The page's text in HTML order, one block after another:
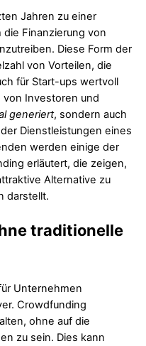
Jahren zu einer
Finanzierung von
Diese Form der
von Vorteilen, die
für Start-ups wertvoll
von Investoren und
generiert, sondern auch
Dienstleistungen eines
werden einige der
erläutert, die zeigen,
Alternative zu
darstellt.
traditionelle
Unternehmen
Crowdfunding
ohne auf die
zu sein. Dies kann